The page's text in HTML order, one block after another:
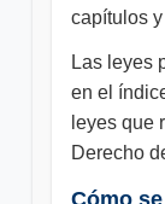
capítulos
Las leyes
en el
leyes que
Derecho
Cómo